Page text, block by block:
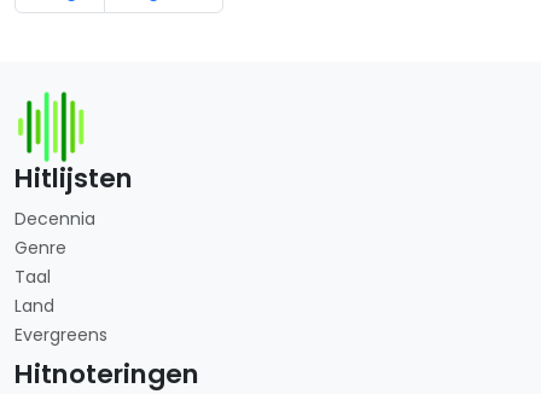
Hitlijsten
Decennia
Genre
Taal
Land
Evergreens
Hitnoteringen